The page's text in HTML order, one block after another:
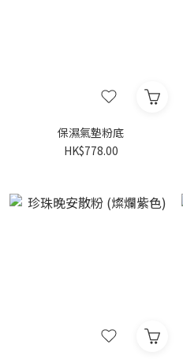
保濕氣墊粉底
HK$778.00